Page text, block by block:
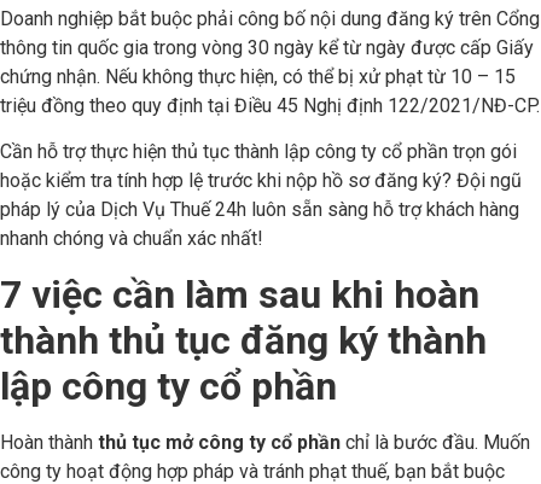
Doanh nghiệp bắt buộc phải công bố nội dung đăng ký trên Cổng
thông tin quốc gia trong vòng 30 ngày kể từ ngày được cấp Giấy
chứng nhận. Nếu không thực hiện, có thể bị xử phạt từ 10 – 15
triệu đồng theo quy định tại Điều 45 Nghị định 122/2021/NĐ-CP.
Cần hỗ trợ thực hiện thủ tục thành lập công ty cổ phần trọn gói
hoặc kiểm tra tính hợp lệ trước khi nộp hồ sơ đăng ký? Đội ngũ
pháp lý của Dịch Vụ Thuế 24h luôn sẵn sàng hỗ trợ khách hàng
nhanh chóng và chuẩn xác nhất!
7 việc cần làm sau khi hoàn
thành thủ tục đăng ký thành
lập công ty cổ phần
Hoàn thành thủ tục mở công ty cổ phần chỉ là bước đầu. Muốn
công ty hoạt động hợp pháp và tránh phạt thuế, bạn bắt buộc